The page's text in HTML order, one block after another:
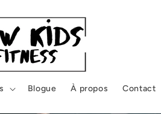
Blogue À propos Contact